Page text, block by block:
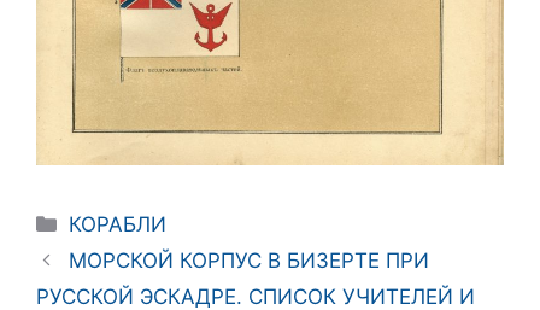
Рубрики
КОРАБЛИ
МОРСКОЙ КОРПУС В БИЗЕРТЕ ПРИ
РУССКОЙ ЭСКАДРЕ. СПИСОК УЧИТЕЛЕЙ И